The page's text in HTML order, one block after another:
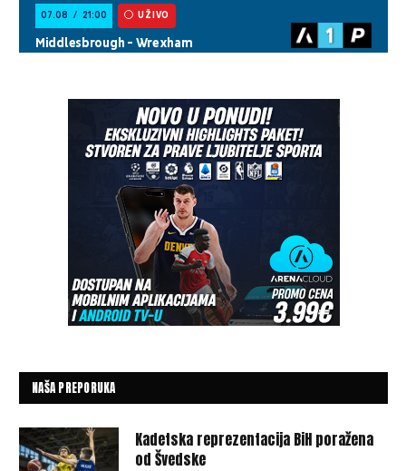
NAŠA PREPORUKA
Kadetska reprezentacija BiH poražena
od Švedske